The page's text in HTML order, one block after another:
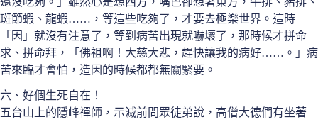
斑節蝦、龍蝦……，等這些吃夠了，才要去極樂世界。這時
「因」就沒有注意了，等到病苦出現就嚇壞了，那時候才拼命
求、拼命拜，「佛祖啊！大慈大悲，趕快讓我的病好……。」病
苦來臨才會怕，造因的時候都都無關緊要。
六、好個生死自在！
五台山上的隱峰禪師，示滅前問眾徒弟說，高僧大德們有坐著